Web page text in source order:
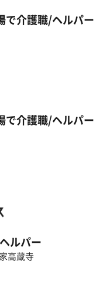
で介護職/ヘルパー
で介護職/ヘルパー
ルパー
高蔵寺